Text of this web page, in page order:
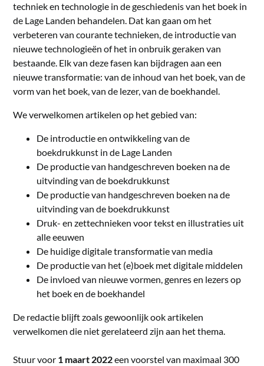
techniek en technologie in de geschiedenis van het boek in
de Lage Landen behandelen. Dat kan gaan om het
verbeteren van courante technieken, de introductie van
nieuwe technologieën of het in onbruik geraken van
bestaande. Elk van deze fasen kan bijdragen aan een
nieuwe transformatie: van de inhoud van het boek, van de
vorm van het boek, van de lezer, van de boekhandel.
We verwelkomen artikelen op het gebied van:
De introductie en ontwikkeling van de
boekdrukkunst in de Lage Landen
De productie van handgeschreven boeken na de
uitvinding van de boekdrukkunst
De productie van handgeschreven boeken na de
uitvinding van de boekdrukkunst
Druk- en zettechnieken voor tekst en illustraties uit
alle eeuwen
De huidige digitale transformatie van media
De productie van het (e)boek met digitale middelen
De invloed van nieuwe vormen, genres en lezers op
het boek en de boekhandel
De redactie blijft zoals gewoonlijk ook artikelen
verwelkomen die niet gerelateerd zijn aan het thema.
Stuur voor 1 maart 2022een voorstel van maximaal 300